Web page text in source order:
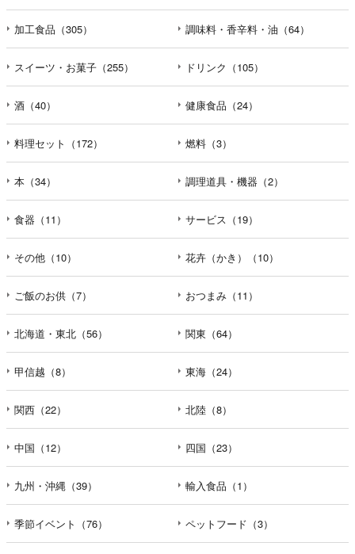
加工食品（305） 調味料・香辛料・油（64）
スイーツ・お菓子（255） ドリンク（105）
酒（40） 健康食品（24）
料理セット（172） 燃料（3）
本（34） 調理道具・機器（2）
食器（11） サービス（19）
その他（10） 花卉（かき）（10）
ご飯のお供（7） おつまみ（11）
北海道・東北（56） 関東（64）
甲信越（8） 東海（24）
関西（22） 北陸（8）
中国（12） 四国（23）
九州・沖縄（39） 輸入食品（1）
季節イベント（76） ペットフード（3）